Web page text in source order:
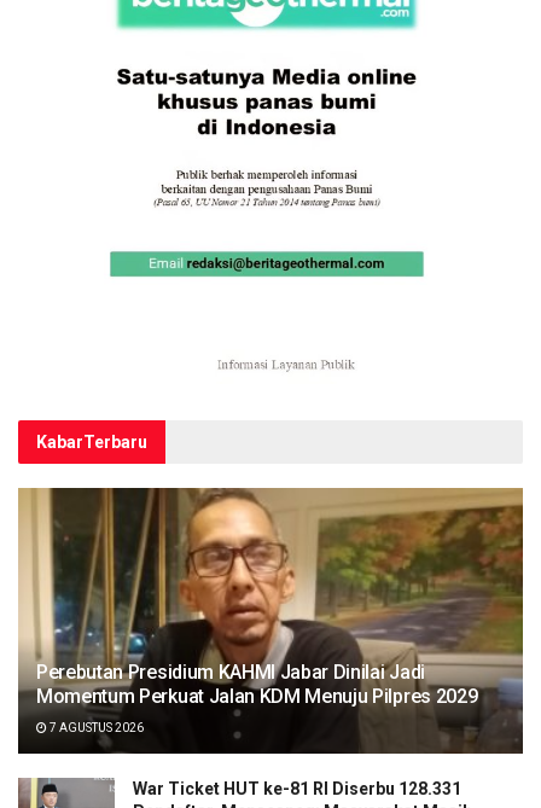
KabarTerbaru
Perebutan Presidium KAHMI Jabar Dinilai Jadi
Momentum Perkuat Jalan KDM Menuju Pilpres 2029
7 AGUSTUS 2026
War Ticket HUT ke-81 RI Diserbu 128.331